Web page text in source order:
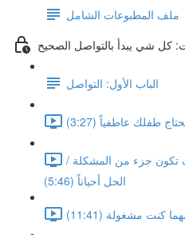
ملف المطبوعات الشامل
كل شي يبدأ بالتواصل الصحيح
الباب الأول: التواصل
طفلك عاطفياً (3:27)
تكون جزء من المشكلة /
الحل أحياناً (5:46)
مشغولة (11:41)